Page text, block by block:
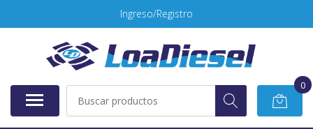
Ingreso/Registro
0